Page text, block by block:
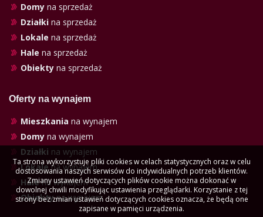
Domy na sprzedaż
Działki na sprzedaż
Lokale na sprzedaż
Hale na sprzedaż
Obiekty na sprzedaż
Oferty na wynajem
Mieszkania na wynajem
Domy na wynajem
Działki na wynajem
Lokalena wynajem
Halena wynajem
Obiektyna wynajem
Ta strona wykorzystuje pliki cookies w celach statystycznych oraz w celu
dostosowania naszych serwisów do indywidualnych potrzeb klientów.
Zmiany ustawień dotyczących plików cookie można dokonać w
dowolnej chwili modyfikując ustawienia przeglądarki. Korzystanie z tej
strony bez zmian ustawień dotyczących cookies oznacza, że będą one
zapisane w pamięci urządzenia.